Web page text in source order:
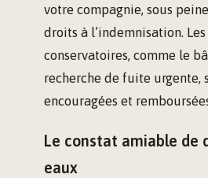
votre compagnie, sous
droits à l’indemnisation.
conservatoires, comme le
recherche de fuite urgente,
encouragées et
Le constat amiable de
eaux